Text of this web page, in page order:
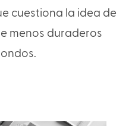
cuestiona la idea de
menos duraderos